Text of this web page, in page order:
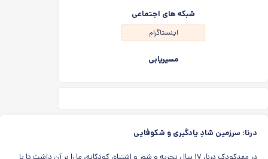
شبکه های اجتماعی
اینستاگرام
مسیریابی
درنا: سرزمین شادِ یادگیری و شکوفایی